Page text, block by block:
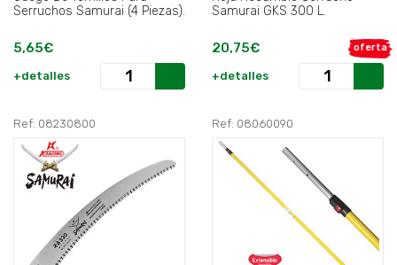
Serruchos Samurai (4 Piezas).
5,65€
+detalles
Samurai GKS 300 L.
oferta
20,75€
+detalles
Ref: 08230800 Ref: 08060090